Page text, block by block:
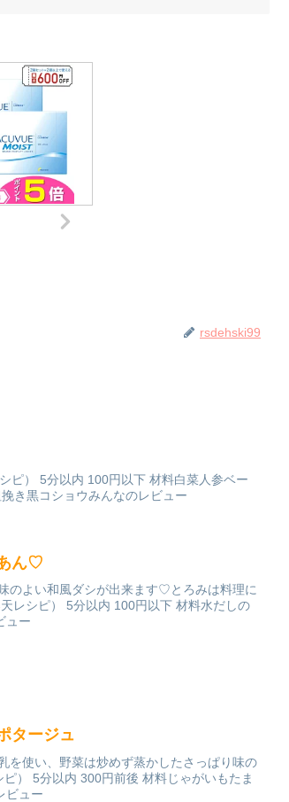
rsdehski99
ピ） 5分以内 100円以下 材料白菜人参ベー
き黒コショウみんなのレビュー
ん♡
のよい和風ダシが出来ます♡とろみは料理に
レシピ） 5分以内 100円以下 材料水だしの
ュー
タージュ
を使い、野菜は炒めず蒸かしたさっぱり味の
） 5分以内 300円前後 材料じゃがいもたま
ビュー